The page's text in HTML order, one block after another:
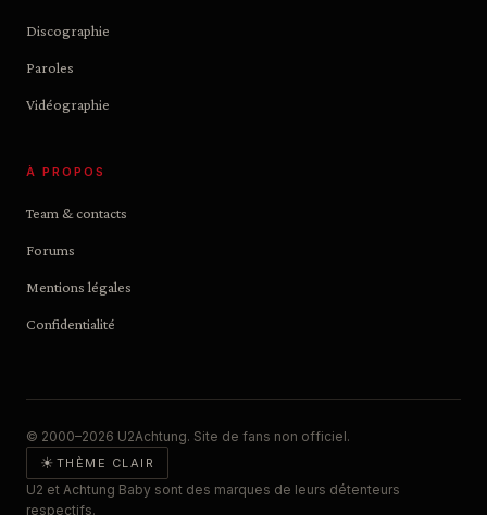
Discographie
Paroles
Vidéographie
À PROPOS
Team & contacts
Forums
Mentions légales
Confidentialité
© 2000–2026 U2Achtung. Site de fans non officiel.
☀ THÈME CLAIR
U2 et Achtung Baby sont des marques de leurs détenteurs
respectifs.